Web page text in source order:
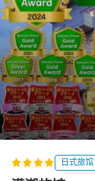
日式旅馆